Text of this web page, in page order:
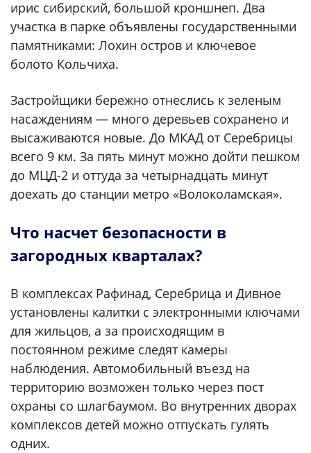
ирис сибирский, большой кроншнеп. Два
участка в парке объявлены государственными
памятниками: Лохин остров и ключевое
болото Кольчиха.
Застройщики бережно отнеслись к зеленым
насаждениям — много деревьев сохранено и
высаживаются новые. До МКАД от Серебрицы
всего 9 км. За пять минут можно дойти пешком
до МЦД-2 и оттуда за четырнадцать минут
доехать до станции метро «Волоколамская».
Что насчет безопасности в
загородных кварталах?
В комплексах Рафинад, Серебрица и Дивное
установлены калитки с электронными ключами
для жильцов, а за происходящим в
постоянном режиме следят камеры
наблюдения. Автомобильный въезд на
территорию возможен только через пост
охраны со шлагбаумом. Во внутренних дворах
комплексов детей можно отпускать гулять
одних.